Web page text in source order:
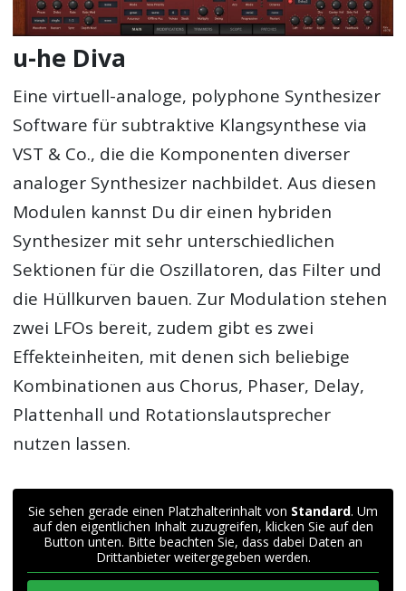
u-he Diva
Eine virtuell-analoge, polyphone Synthesizer
Software für subtraktive Klangsynthese via
VST & Co., die die Komponenten diverser
analoger Synthesizer nachbildet. Aus diesen
Modulen kannst Du dir einen hybriden
Synthesizer mit sehr unterschiedlichen
Sektionen für die Oszillatoren, das Filter und
die Hüllkurven bauen. Zur Modulation stehen
zwei LFOs bereit, zudem gibt es zwei
Effekteinheiten, mit denen sich beliebige
Kombinationen aus Chorus, Phaser, Delay,
Plattenhall und Rotationslautsprecher
nutzen lassen.
Sie sehen gerade einen Platzhalterinhalt von Standard. Um
auf den eigentlichen Inhalt zuzugreifen, klicken Sie auf den
Button unten. Bitte beachten Sie, dass dabei Daten an
Drittanbieter weitergegeben werden.